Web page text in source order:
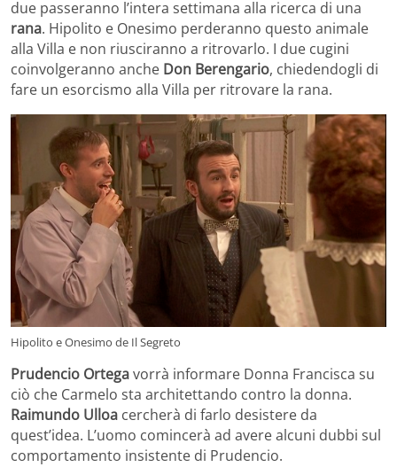
due passeranno l’intera settimana alla ricerca di una
rana. Hipolito e Onesimo perderanno questo animale
alla Villa e non riusciranno a ritrovarlo. I due cugini
coinvolgeranno anche Don Berengario, chiedendogli di
fare un esorcismo alla Villa per ritrovare la rana.
Hipolito e Onesimo de Il Segreto
Prudencio Ortegavorrà informare Donna Francisca su
ciò che Carmelo sta architettando contro la donna.
Raimundo Ulloa cercherà di farlo desistere da
quest’idea. L’uomo comincerà ad avere alcuni dubbi sul
comportamento insistente di Prudencio.